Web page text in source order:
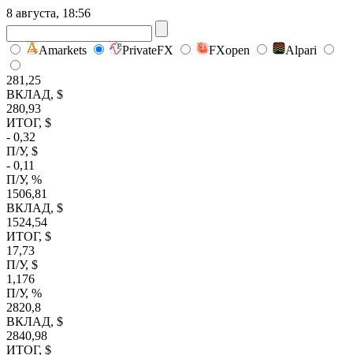
8 августа, 18:56
Amarkets PrivateFX FXopen Alpari
281,25
ВКЛАД, $
280,93
ИТОГ, $
- 0,32
П/У, $
- 0,11
П/У, %
1506,81
ВКЛАД, $
1524,54
ИТОГ, $
17,73
П/У, $
1,176
П/У, %
2820,8
ВКЛАД, $
2840,98
ИТОГ, $